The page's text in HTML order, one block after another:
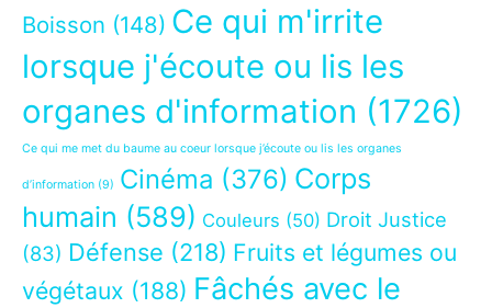
Boisson (148) Ce qui m'irrite
lorsque j'écoute ou lis les
organes d'information (1726)
Ce qui me met du baume au coeur lorsque j’écoute ou lis les organes
d’information (9) Cinéma (376) Corps
humain (589) Couleurs (50) Droit Justice
(83) Défense (218) Fruits et légumes ou
végétaux (188) Fâchés avec le